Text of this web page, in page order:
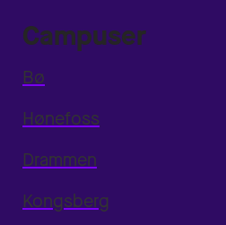
Campuser
Bø
Hønefoss
Drammen
Kongsberg